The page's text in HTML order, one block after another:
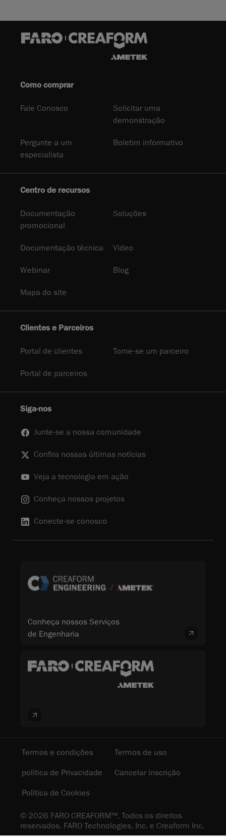
Como comprar
Fale Conosco
Solicitar uma
demonstração
Pergunte a um
especialista
Boletim informativo
Centro de recursos
Documentação
promocional
Soluções
Documentação técnica Video
Webinar Blog
Mapa do site
Clientes e Parceiros
Portal de clientes Torne-se um parceiro
Portal de parceiros
Siga-nos
Junte-se a nossa comunidade
Confira nossas últimas notícias
Veja a tecnologia em ação
Conheça nossos projetos
Conecte-se conosco
Conheça nossos Serviços
de Engenharia
© 2026 FARO CREAFORM™. Todos os direitos
reservados. FARO Technologies, Inc. e Creaform Inc.
Termos e condições
Termos de uso
política de Privacidade
Cancelar inscrição
Política de Cookies